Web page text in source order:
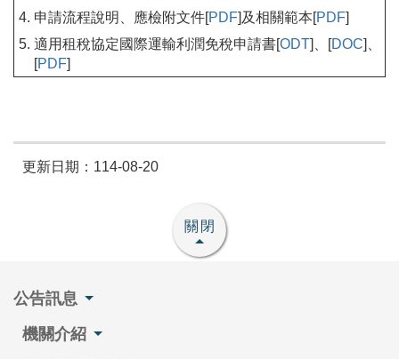
申請流程說明、應檢附文件[PDF]及相關範本[PDF]
適用租稅協定國際運輸利潤免稅申請書[ODT]、[DOC]、
[PDF]
更新日期：114-08-20
關閉
公告訊息
機關介紹